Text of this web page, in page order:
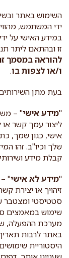
השימוש באתר
ידי המשתמש,
במידע האישי על
זו ובהתאם ליתר
להוראה במסמך
ו/או לצפות בו.
בעת מתן
"מידע אישי" –
ליצור עמך קשר
אישי, כגון שמך,
שלך וכיו"ב. זהו
קבלת מידע
"מידע לא אישי"
זיהויך או יצירת
סטטיסטי ומצטבר
שימוש במאמצים
מערכת ההפעלה,
באתר לרבות
היסטוריית